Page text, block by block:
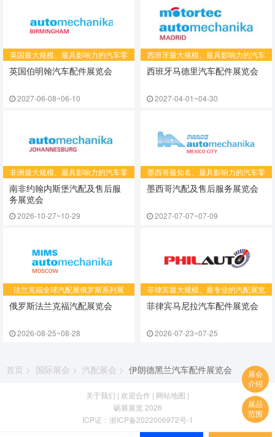
英国最大规模、最具影响力的汽车零
部件及售后服务展览会
英国伯明翰汽车配件展览会
2027-06-08~06-10
​西班牙最大规模、最具影响力的汽车
零配件及售后服务展览会
西班牙马德里汽车配件展览会
2027-04-01~04-30
非洲最大规模、最具影响力的汽车零
配件及售后展览会
南非约翰内斯堡汽配及售后服
务展览会
2026-10-27~10-29
​墨西哥最知名、最具影响力的汽车零
配件及售后服务展览会
墨西哥汽配及售后服务展览会
2027-07-07~07-09
法兰克福全球汽配展俄罗斯系列展
俄罗斯法兰克福汽配展览会
2026-08-25~08-28
​菲律宾最大规模、最专业的汽配展览
会
菲律宾马尼拉汽车配件展览会
2026-07-23~07-25
首页 > 国际展会 > 汽配展会 > 伊朗德黑兰汽车配件展览会
展会
介绍
展品
范围
关于我们 | 欢迎合作 | 网站地图 |
砺展展览 2026
ICP证： 浙ICP备2022006972号-1